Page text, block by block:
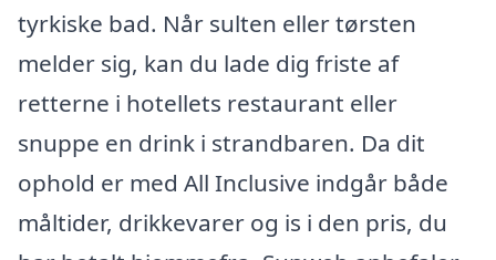
tyrkiske bad. Når sulten eller tørsten
melder sig, kan du lade dig friste af
retterne i hotellets restaurant eller
snuppe en drink i strandbaren. Da dit
ophold er med All Inclusive indgår både
måltider, drikkevarer og is i den pris, du